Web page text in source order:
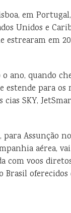
em
Unidos e
estrearam em
ano, quando
para os
SKY,
Assunção
aérea,
com voos
Brasil